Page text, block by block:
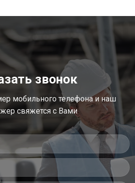
звонок
мобильного телефона и наш
свяжется с Вами